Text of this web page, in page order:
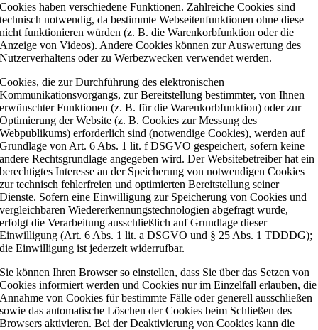
Cookies haben verschiedene Funktionen. Zahlreiche Cookies sind
technisch notwendig, da bestimmte Webseitenfunktionen ohne diese
nicht funktionieren würden (z. B. die Warenkorbfunktion oder die
Anzeige von Videos). Andere Cookies können zur Auswertung des
Nutzerverhaltens oder zu Werbezwecken verwendet werden.
Cookies, die zur Durchführung des elektronischen
Kommunikationsvorgangs, zur Bereitstellung bestimmter, von Ihnen
erwünschter Funktionen (z. B. für die Warenkorbfunktion) oder zur
Optimierung der Website (z. B. Cookies zur Messung des
Webpublikums) erforderlich sind (notwendige Cookies), werden auf
Grundlage von Art. 6 Abs. 1 lit. f DSGVO gespeichert, sofern keine
andere Rechtsgrundlage angegeben wird. Der Websitebetreiber hat ein
berechtigtes Interesse an der Speicherung von notwendigen Cookies
zur technisch fehlerfreien und optimierten Bereitstellung seiner
Dienste. Sofern eine Einwilligung zur Speicherung von Cookies und
vergleichbaren Wiedererkennungstechnologien abgefragt wurde,
erfolgt die Verarbeitung ausschließlich auf Grundlage dieser
Einwilligung (Art. 6 Abs. 1 lit. a DSGVO und § 25 Abs. 1 TDDDG);
die Einwilligung ist jederzeit widerrufbar.
Sie können Ihren Browser so einstellen, dass Sie über das Setzen von
Cookies informiert werden und Cookies nur im Einzelfall erlauben, die
Annahme von Cookies für bestimmte Fälle oder generell ausschließen
sowie das automatische Löschen der Cookies beim Schließen des
Browsers aktivieren. Bei der Deaktivierung von Cookies kann die